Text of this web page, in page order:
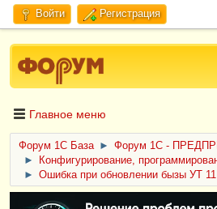
Войти Регистрация
Главное меню
Форум 1C База ►
Форум 1С -
►
Конфигурирование,
►
Ошибка при обновлении бызы УТ 11